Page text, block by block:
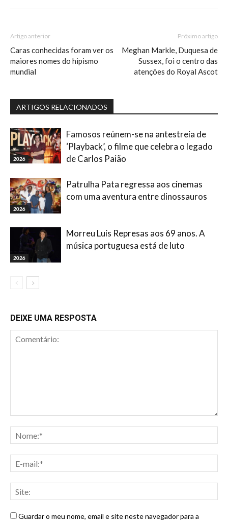
Artigo anterior
Caras conhecidas foram ver os
maiores nomes do hipismo
mundial
Próximo artigo
Meghan Markle, Duquesa de
Sussex, foi o centro das
atenções do Royal Ascot
ARTIGOS RELACIONADOS
2026
Famosos reúnem-se na antestreia de
‘Playback’, o filme que celebra o legado
de Carlos Paião
2026
Patrulha Pata regressa aos cinemas
com uma aventura entre dinossauros
2026
Morreu Luís Represas aos 69 anos. A
música portuguesa está de luto
DEIXE UMA RESPOSTA
Guardar o meu nome, email e site neste navegador para a